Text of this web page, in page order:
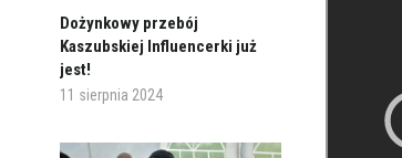
Dożynkowy przebój
Kaszubskiej Influencerki już
jest!
11 sierpnia 2024